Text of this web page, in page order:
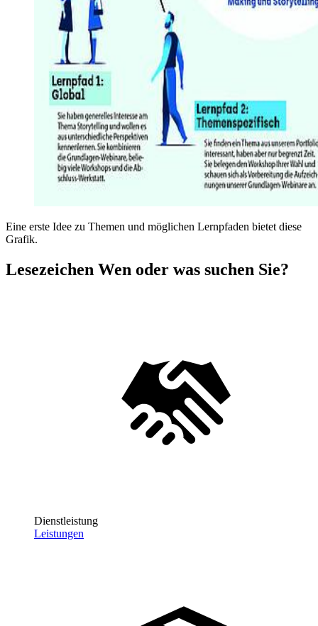
Eine erste Idee zu Themen und möglichen Lernpfaden bietet diese
Grafik.
Lesezeichen Wen oder was suchen Sie?
Dienstleistung
Leistungen